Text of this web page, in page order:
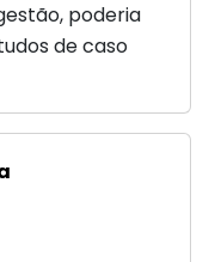
poderia
de caso